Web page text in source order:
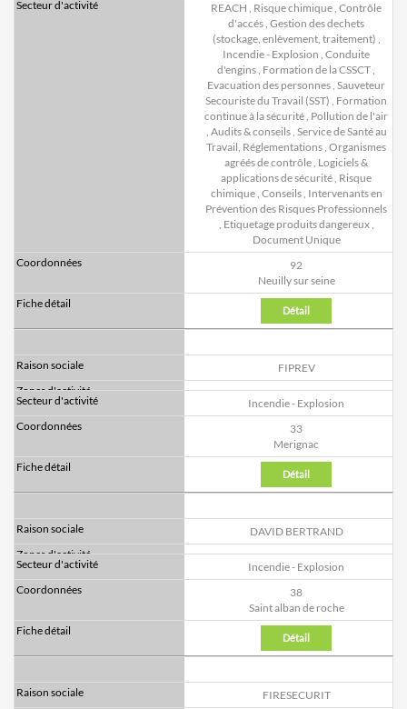
REACH , Risque chimique, Contrôle
d'accés, Gestion des dechets
(stockage, enlèvement, traitement) ,
Incendie - Explosion , Conduite
d'engins, Formation de la CSSCT,
Evacuation des personnes, Sauveteur
Secouriste du Travail (SST) , Formation
continue à la sécurité, Pollution de l'air
, Audits & conseils, Service de Santé au
Travail, Réglementations, Organismes
agréés de contrôle, Logiciels &
applications de sécurité, Risque
chimique, Conseils, Intervenants en
Prévention des Risques Professionnels
, Etiquetage produits dangereux,
Document Unique
92
Neuilly sur seine
Détail
FIPREV
Incendie - Explosion
33
Merignac
Détail
DAVID BERTRAND
Incendie - Explosion
38
Saint alban de roche
Détail
FIRESECURIT